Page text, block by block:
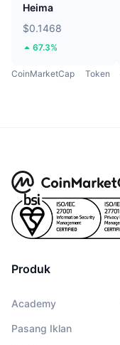
Heima
$0.1468
67.3%
CoinMarketCap Token
Produk
Academy
Pasang Iklan